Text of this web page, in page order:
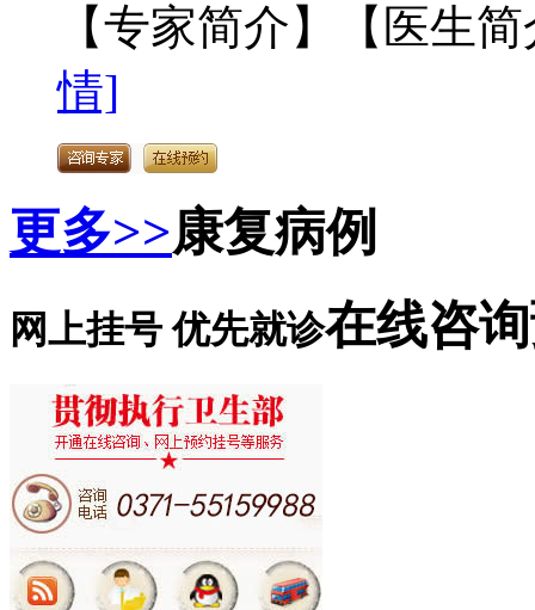
【专家简介】【医生
情]
更多>>康复病例
网上挂号 优先就诊在线咨